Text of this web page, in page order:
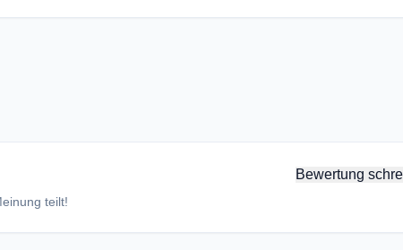
Bewertung
teilt!